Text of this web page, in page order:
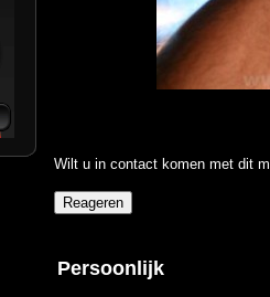
Wilt u in contact komen met dit
Persoonlijk